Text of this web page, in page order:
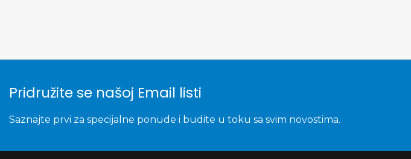
Pridružite se našoj Email listi
Saznajte prvi za specijalne ponude i budite u toku sa svim novostima.